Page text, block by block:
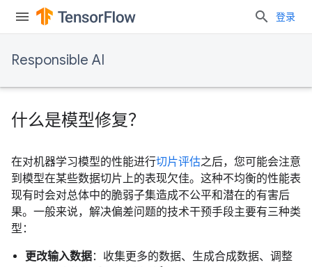
登录
Responsible AI
什么是模型修复？
在对机器学习模型的性能进行切片评估之后，您可能会注意
到模型在某些数据切片上的表现欠佳。这种不均衡的性能表
现有时会对总体中的脆弱子集造成不公平和潜在的有害后
果。一般来说，解决偏差问题的技术干预手段主要有三种类
型：
更改输入数据：收集更多的数据、生成合成数据、调整